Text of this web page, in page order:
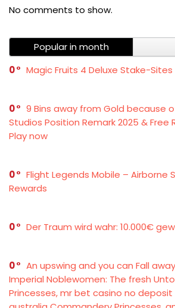
No comments to show.
Popular in month
0
Magic Fruits 4 Deluxe Stake-Sites
0
9 Bins away from Gold because
Studios Position Remark 2025 & Free
Play now
0
Flight Legends Mobile – Airborne
Rewards
0 Der Traum wird wahr: 10.000€
0
An upswing and you can Fall
Imperial Noblewomen: The fresh
Princesses, mr bet casino no